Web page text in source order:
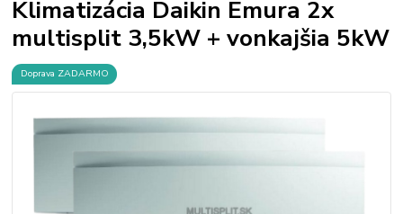
Klimatizácia Daikin Emura 2x
multisplit 3,5kW + vonkajšia 5kW
Doprava ZADARMO